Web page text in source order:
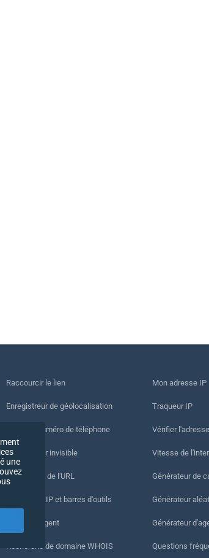
Raccourcir le lien
Enregistreur de géolocalisation
Suivre le numéro de téléphone
Enregistreur invisible
Vérification de l'URL
Compteurs IP et barres d'outils
Mon UserAgent
Recherche de domaine WHOIS
Mon adresse IP
Traqueur IP
Vérifier
Vitesse de
Générateur de
Générateur
Générateur
Questions
une